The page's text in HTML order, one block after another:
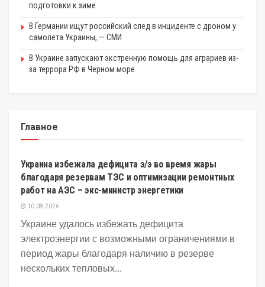
подготовки к зиме
В Германии ищут российский след в инциденте с дроном у
самолета Украины, — СМИ
В Украине запускают экстренную помощь для аграриев из-
за террора РФ в Черном море
Главное
ЭКОНОМИКА
Украина избежала дефицита э/э во время жары
благодаря резервам ТЭС и оптимизации ремонтных
работ на АЭС – экс-министр энергетики
10.08.2026
Украине удалось избежать дефицита
электроэнергии с возможными ограничениями в
период жары благодаря наличию в резерве
нескольких тепловых...